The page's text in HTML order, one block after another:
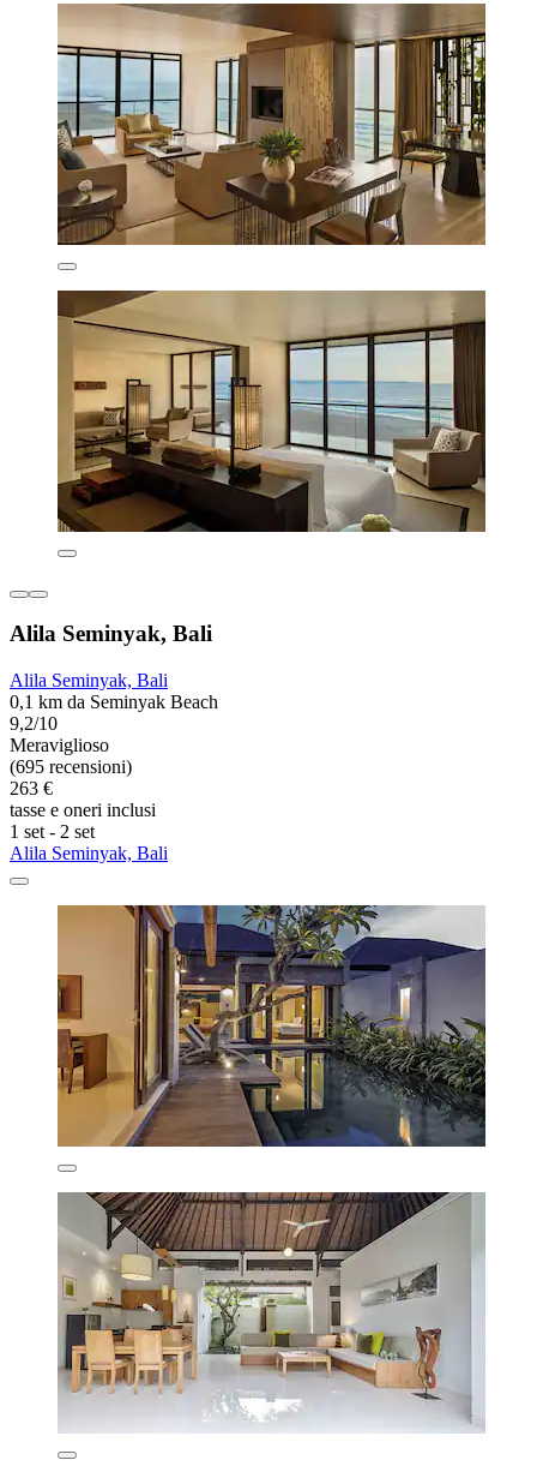
Alila Seminyak, Bali
Alila Seminyak, Bali
0,1 km da Seminyak Beach
9,2/10
Meraviglioso
(695 recensioni)
263 €
tasse e oneri inclusi
1 set - 2 set
Alila Seminyak, Bali